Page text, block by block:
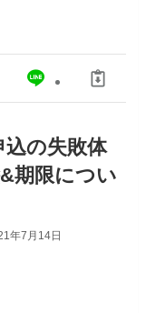
の失敗体
期限につい
年7月14日